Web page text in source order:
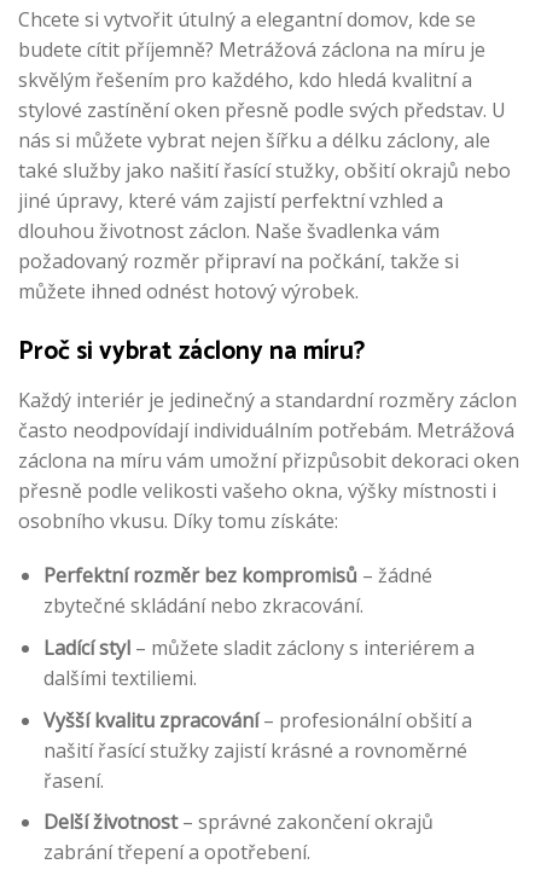
Chcete si vytvořit útulný a elegantní domov, kde se
budete cítit příjemně? Metrážová záclona na míru je
skvělým řešením pro každého, kdo hledá kvalitní a
stylové zastínění oken přesně podle svých představ. U
nás si můžete vybrat nejen šířku a délku záclony, ale
také služby jako našití řasící stužky, obšití okrajů nebo
jiné úpravy, které vám zajistí perfektní vzhled a
dlouhou životnost záclon. Naše švadlenka vám
požadovaný rozměr připraví na počkání, takže si
můžete ihned odnést hotový výrobek.
Proč si vybrat záclony na míru?
Každý interiér je jedinečný a standardní rozměry záclon
často neodpovídají individuálním potřebám. Metrážová
záclona na míru vám umožní přizpůsobit dekoraci oken
přesně podle velikosti vašeho okna, výšky místnosti i
osobního vkusu. Díky tomu získáte:
Perfektní rozměr bez kompromisů – žádné
zbytečné skládání nebo zkracování.
Ladící styl– můžete sladit záclony s interiérem a
dalšími textiliemi.
Vyšší kvalitu zpracování– profesionální obšití a
našití řasící stužky zajistí krásné a rovnoměrné
řasení.
Delší životnost– správné zakončení okrajů
zabrání třepení a opotřebení.